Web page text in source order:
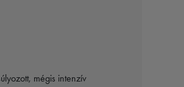
mégis intenzív